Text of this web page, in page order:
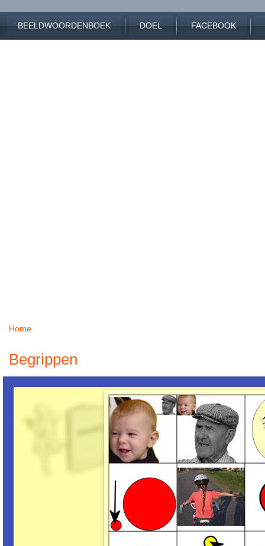
BEELDWOORDENBOEK DOEL FACEBOOK
U bent hier
Home
Begrippen